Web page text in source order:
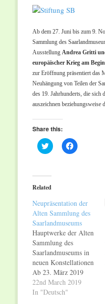
Ab dem 27. Juni bis zum 9.
Sammlung des
Ausstellung Andrea Gritti
europäischer Krieg am
zur Eröffnung präsentiert das
Neuhängung von Teilen der
des 19. Jahrhunderts, die sich
auszeichnen beziehungsweise
Share this:
Click
to
(Opens
in
new
Click
to
Related
Neupräsentation der
Alten Sammlung des
Saarlandmuseums
Hauptwerke der Alten
Sammlung des
Saarlandmuseums in
neuen Konstellationen
Ab 23. März 2019
Nach dem Ende der
Ausstellung zum 300.
22nd March 2019
In "Deutsch"